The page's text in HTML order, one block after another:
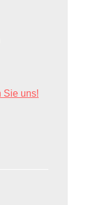
Sie uns!